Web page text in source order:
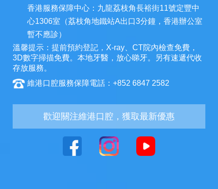
香港服務保障中心：九龍荔枝角長裕街11號定豐中
心1306室（荔枝角地鐵站A出口3分鐘，香港辦公室
暫不應診）
溫馨提示：提前預約登記，X-ray、CT院內檢查免費，
3D數字掃描免費。本地牙醫，放心睇牙。另有速遞代收
存放服務。
維港口腔服務保障電話：+852 6847 2582
歡迎關注維港口腔，獲取最新優惠